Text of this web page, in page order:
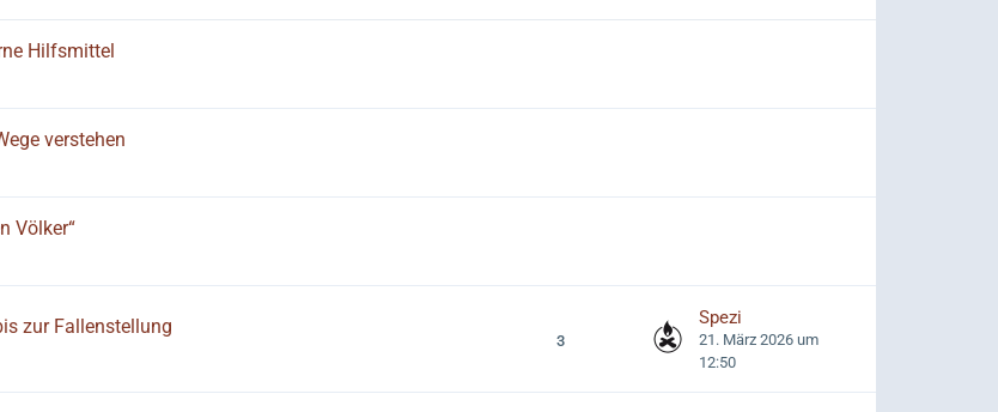
Hilfsmittel
verstehen
Völker“
zur Fallenstellung
3
Spezi
21. März 2026 um
12:50